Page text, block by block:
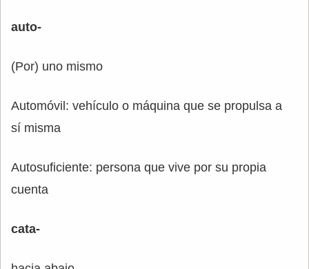
auto-
(Por) uno mismo
Automóvil: vehículo o máquina que se propulsa a
sí misma
Autosuficiente: persona que vive por su propia
cuenta
cata-